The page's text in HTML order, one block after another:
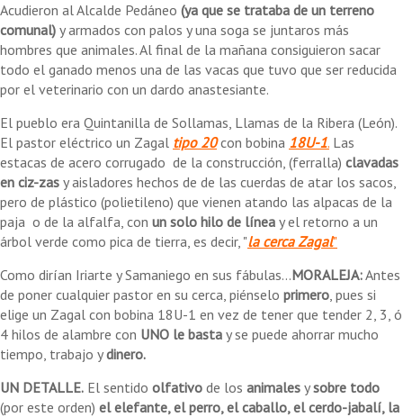
Acudieron al Alcalde Pedáneo (ya que se trataba de un terreno
comunal) y armados con palos y una soga se juntaros más
hombres que animales. Al final de la mañana consiguieron sacar
todo el ganado menos una de las vacas que tuvo que ser reducida
por el veterinario con un dardo anastesiante.
El pueblo era Quintanilla de Sollamas, Llamas de la Ribera (León).
El pastor eléctrico un Zagal tipo 20con bobina 18U-1. Las
estacas de acero corrugado de la construcción, (ferralla) clavadas
en ciz-zas y aisladores hechos de de las cuerdas de atar los sacos,
pero de plástico (polietileno) que vienen atando las alpacas de la
paja o de la alfalfa, con un solo hilo de línea y el retorno a un
árbol verde como pica de tierra, es decir, "la cerca Zagal"
Como dirían Iriarte y Samaniego en sus fábulas...MORALEJA:Antes
de poner cualquier pastor en su cerca, piénselo primero, pues si
elige un Zagal con bobina 18U-1 en vez de tener que tender 2, 3, ó
4 hilos de alambre con UNO le basta y se puede ahorrar mucho
tiempo, trabajo ydinero.
UN DETALLE. El sentido olfativo de los animales ysobre todo
(por este orden) el elefante, el perro, el caballo, el cerdo-jabalí, la